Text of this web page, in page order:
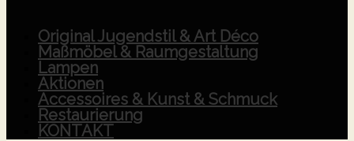
Original Jugendstil & Art Déco
Maßmöbel & Raumgestaltung
Lampen
Aktionen
Accessoires & Kunst & Schmuck
Restaurierung
KONTAKT